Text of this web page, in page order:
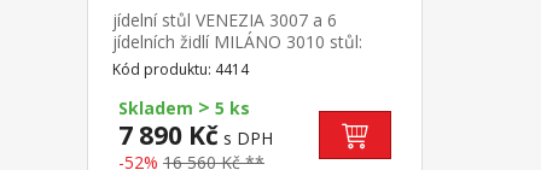
jídelní stůl VENEZIA 3007 a 6
jídelních židlí MILÁNO 3010 stůl:
kombinace kov / tvrzené sklo,
pochromované nohy židle: potah
kůže – imitace, barevné provedení
hnědá kovové pochromované nohy,
výška sedu 46 cm rozměr stolu
Kód produktu: 4414
Skladem > 5 ks
7 890 Kč s DPH
-52% 16 560 Kč **